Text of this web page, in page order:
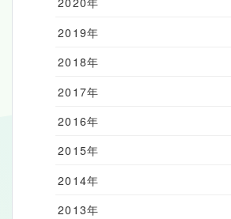
2019年
2018年
2017年
2016年
2015年
2014年
2013年